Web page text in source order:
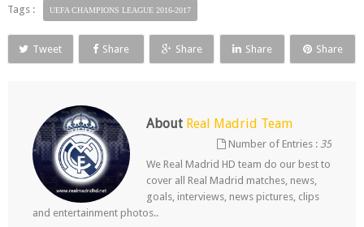
Tags : UEFA CHAMPIONS LEAGUE 2016-2017
Tweet Share Share Share Share
About Real Madrid Team
Number of Entries :35
We Real Madrid HD team do our best to
cover all Real Madrid matches, news,
goals, interviews, news pictures, clips
and entertainment photos..